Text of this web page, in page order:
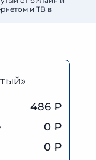
и ТВ в
486 ₽
0 ₽
0 ₽